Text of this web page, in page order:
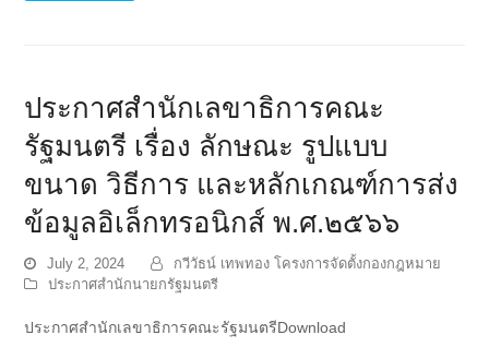
ประกาศสำนักเลขาธิการคณะ
รัฐมนตรี เรื่อง ลักษณะ รูปแบบ
ขนาด วิธีการ และหลักเกณฑ์การส่ง
ข้อมูลอิเล็กทรอนิกส์ พ.ศ.๒๕๖๖
July 2, 2024
กวีวัธน์ เทพทอง โครงการจัดตั้งกองกฎหมาย
ประกาศสำนักนายกรัฐมนตรี
ประกาศสำนักเลขาธิการคณะรัฐมนตรีDownload